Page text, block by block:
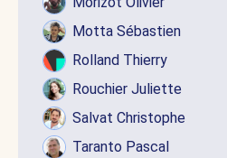
Motta Sébastien
Rolland Thierry
Rouchier Juliette
Salvat Christophe
Taranto Pascal